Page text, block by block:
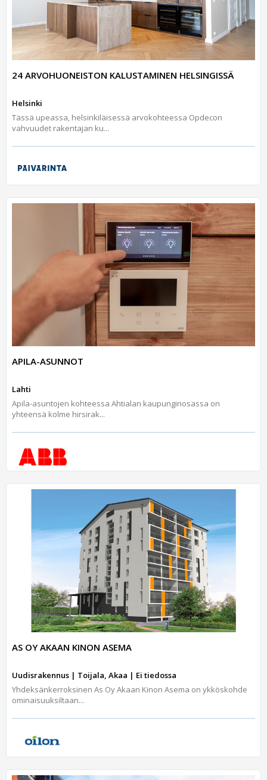
24 ARVOHUONEISTON KALUSTAMINEN HELSINGISSÄ
Helsinki
Tässä upeassa, helsinkiläisessä arvokohteessa Opdecon
vahvuudet rakentajan ku...
APILA-ASUNNOT
Lahti
Apila-asuntojen kohteessa Ahtialan kaupunginosassa on
yhteensä kolme hirsirak...
AS OY AKAAN KINON ASEMA
Uudisrakennus | Toijala, Akaa | Ei tiedossa
Yhdeksänkerroksinen As Oy Akaan Kinon Asema on ykköskohde
ominaisuuksiltaan...